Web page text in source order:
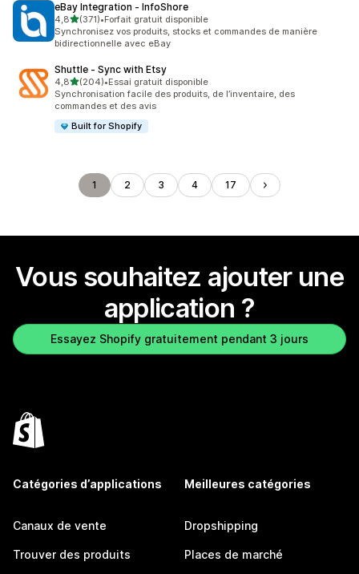
eBay Integration ‑ InfoShore
4,8étoile(s) sur 5
(371)
371 avis au total
•Forfait gratuit disponible
Synchronisez vos produits, stocks et commandes de manière
bidirectionnelle avec eBay
Shuttle ‑ Sync with Etsy
4,8étoile(s) sur 5
(204)
204 avis au total
•Essai gratuit disponible
Synchronisation facile des produits, de l’inventaire, des
commandes et des avis
Built for Shopify
1 2 3 4 17
Vous souhaitez ajouter une
application ?
Essayez Shopify gratuitement pendant 3 jours
Catégories d’applications
Canaux de vente
Trouver des produits
Meilleures catégories
Dropshipping
Places de marché